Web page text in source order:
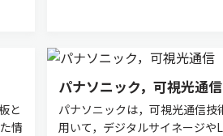
と
情
パナソニック，可視光通
パナソニックは，可視光通信
用いて，デジタルサイネージや